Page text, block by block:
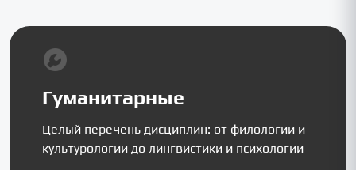
Гуманитарные
Целый перечень дисциплин: от филологии и
культурологии до лингвистики и психологии